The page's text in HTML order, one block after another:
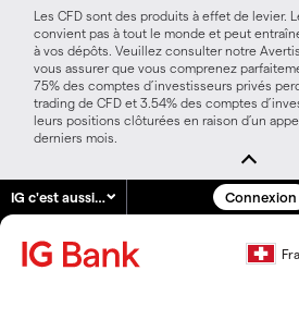
Les CFD sont des produits à effet de levier.
convient pas à tout le monde et peut
à vos dépôts. Veuillez consulter notre
vous assurer que vous comprenez
75% des comptes d’investisseurs privés
trading de CFD et 3.54% des comptes
leurs positions clôturées en raison d’un
derniers mois.
IG c'est aussi… Connexion